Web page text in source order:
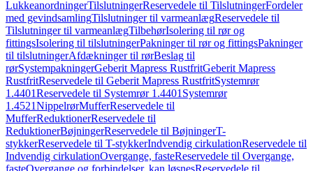
LukkeanordningerTilslutningerReservedele til TilslutningerFordeler
med gevindsamlingTilslutninger til varmeanlægReservedele til
Tilslutninger til varmeanlægTilbehørIsolering til rør og
fittingsIsolering til tilslutningerPakninger til rør og fittingsPakninger
til tilslutningerAfdækninger til rørBeslag til
rørSystempakningerGeberit Mapress RustfritGeberit Mapress
RustfritReservedele til Geberit Mapress RustfritSystemrør
1.4401Reservedele til Systemrør 1.4401 Systemrør
1.4521NippelrørMufferReservedele til
MufferReduktionerReservedele til
ReduktionerBøjningerReservedele til BøjningerT-
stykkerReservedele til T-stykkerIndvendig cirkulationReservedele til
Indvendig cirkulationOvergange, fasteReservedele til Overgange,
fasteOvergange og forbindelser, kan løsnesReservedele til